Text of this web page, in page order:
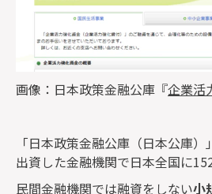
画像：日本政策金融公庫『企業活
「日本政策金融公庫（日本公庫
出資した金融機関で日本全国に
民間金融機関では融資をしない小